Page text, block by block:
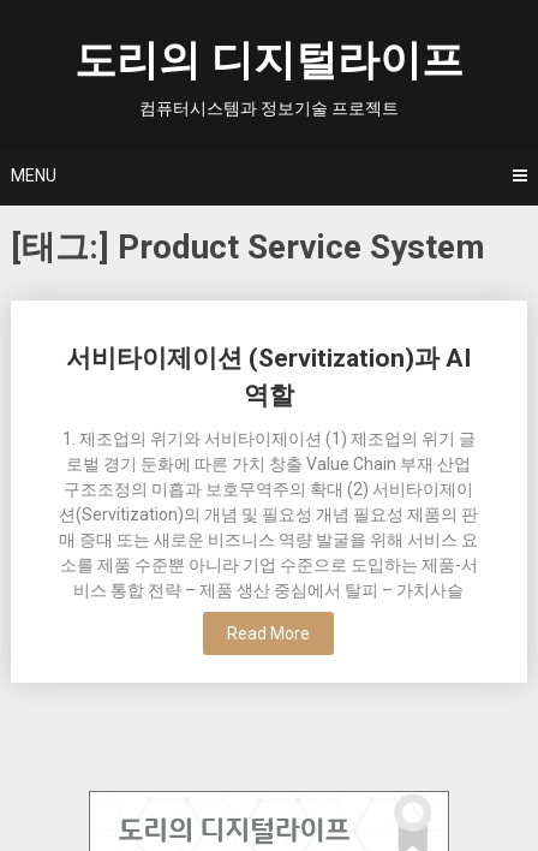
도리의 디지털라이프
컴퓨터시스템과 정보기술 프로젝트
MENU
[태그:] Product Service System
서비타이제이션 (Servitization)과 AI
역할
1. 제조업의 위기와 서비타이제이션 (1) 제조업의 위기 글
로벌 경기 둔화에 따른 가치 창출 Value Chain 부재 산업
구조조정의 미흡과 보호무역주의 확대 (2) 서비타이제이
션(Servitization)의 개념 및 필요성 개념 필요성 제품의 판
매 증대 또는 새로운 비즈니스 역량 발굴을 위해 서비스 요
소를 제품 수준뿐 아니라 기업 수준으로 도입하는 제품-서
비스 통합 전략 – 제품 생산 중심에서 탈피 – 가치사슬
Read More
navigation